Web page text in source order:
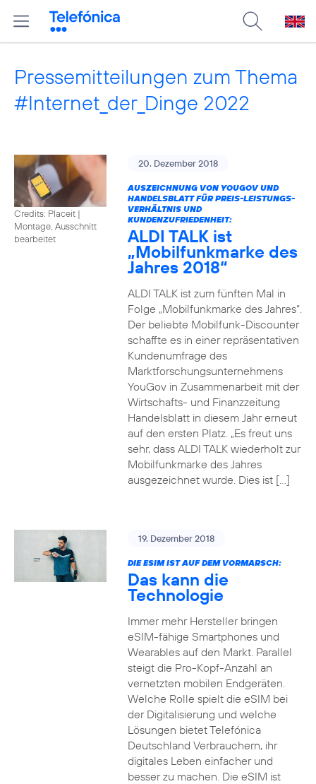
Pressemitteilungen zum Thema
#Internet_der_Dinge 2022
Credits: Placeit |
Montage, Ausschnitt
bearbeitet
20. Dezember 2018
AUSZEICHNUNG VON YOUGOV UND
HANDELSBLATT FÜR PREIS-LEISTUNGS-
VERHÄLTNIS UND
KUNDENZUFRIEDENHEIT:
ALDI TALK ist
„Mobilfunkmarke des
Jahres 2018“
ALDI TALK ist zum fünften Mal in
Folge „Mobilfunkmarke des Jahres“.
Der beliebte Mobilfunk-Discounter
schaffte es in einer repräsentativen
Kundenumfrage des
Marktforschungsunternehmens
YouGov in Zusammenarbeit mit der
Wirtschafts- und Finanzzeitung
Handelsblatt in diesem Jahr erneut
auf den ersten Platz. „Es freut uns
sehr, dass ALDI TALK wiederholt zur
Mobilfunkmarke des Jahres
ausgezeichnet wurde. Dies ist […]
19. Dezember 2018
DIE ESIM IST AUF DEM VORMARSCH:
Das kann die
Technologie
Immer mehr Hersteller bringen
eSIM-fähige Smartphones und
Wearables auf den Markt. Parallel
steigt die Pro-Kopf-Anzahl an
vernetzten mobilen Endgeräten.
Welche Rolle spielt die eSIM bei
der Digitalisierung und welche
Lösungen bietet Telefónica
Deutschland Verbrauchern, ihr
digitales Leben einfacher und
besser zu machen. Die eSIM ist